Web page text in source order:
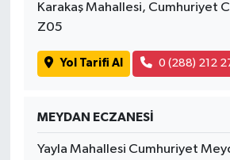
Karakaş Mahallesi, Cumhuriyet
Z05
Yol Tarifi Al 0 (288) 212
MEYDAN ECZANESİ
Yayla Mahallesi Cumhuriyet